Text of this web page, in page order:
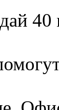
40